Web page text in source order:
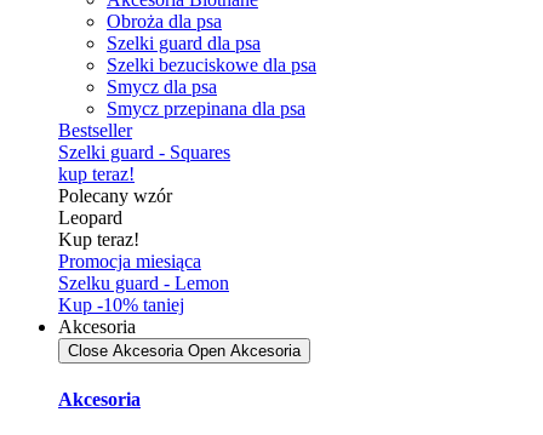
Obroża dla psa
Szelki guard dla psa
Szelki bezuciskowe dla psa
Smycz dla psa
Smycz przepinana dla psa
Bestseller
Szelki guard - Squares
kup teraz!
Polecany wzór
Leopard
Kup teraz!
Promocja miesiąca
Szelku guard - Lemon
Kup -10% taniej
Akcesoria
Close Akcesoria Open Akcesoria
Akcesoria